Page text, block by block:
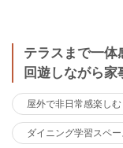
テラスまで一体
回遊しながら
屋外で非日常感楽しむ
ダイニング学習スペー